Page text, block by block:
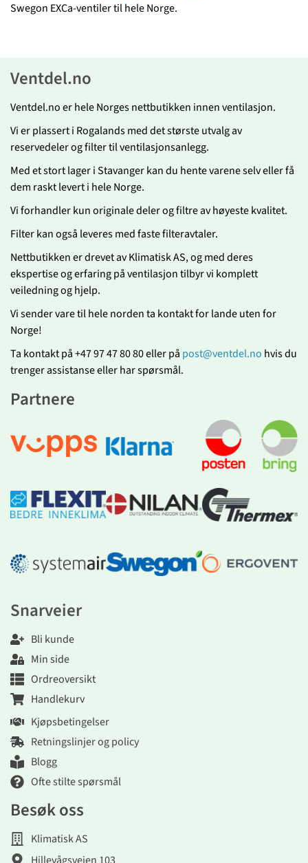
Swegon EXCa-ventiler til hele Norge.
Ventdel.no
Ventdel.no er hele Norges nettbutikken innen ventilasjon.
Vi er plassert i Rogalands med det største utvalg av
reservedeler og filter til ventilasjonsanlegg.
Med et stort lager i Stavanger kan du hente varene selv eller få
dem raskt levert i hele Norge.
Vi forhandler kun originale deler og filtre av høyeste kvalitet.
Filter kan også leveres med faste filteravtaler.
Nettbutikken er drevet av Klimatisk AS, og med deres
ekspertise og erfaring på ventilasjon tilbyr vi komplett
veiledning og hjelp.
Vi sender vare til hele norden ta kontakt for lande uten for
Norge!
Ta kontakt på +47 97 47 80 80 eller på post@ventdel.no hvis du
trenger assistanse eller har spørsmål.
Partnere
Snarveier
Bli kunde
Min side
Ordreoversikt
Handlekurv
Kjøpsbetingelser
Retningslinjer og policy
Blogg
Ofte stilte spørsmål
Besøk oss
Klimatisk AS
Hillevågsveien 103